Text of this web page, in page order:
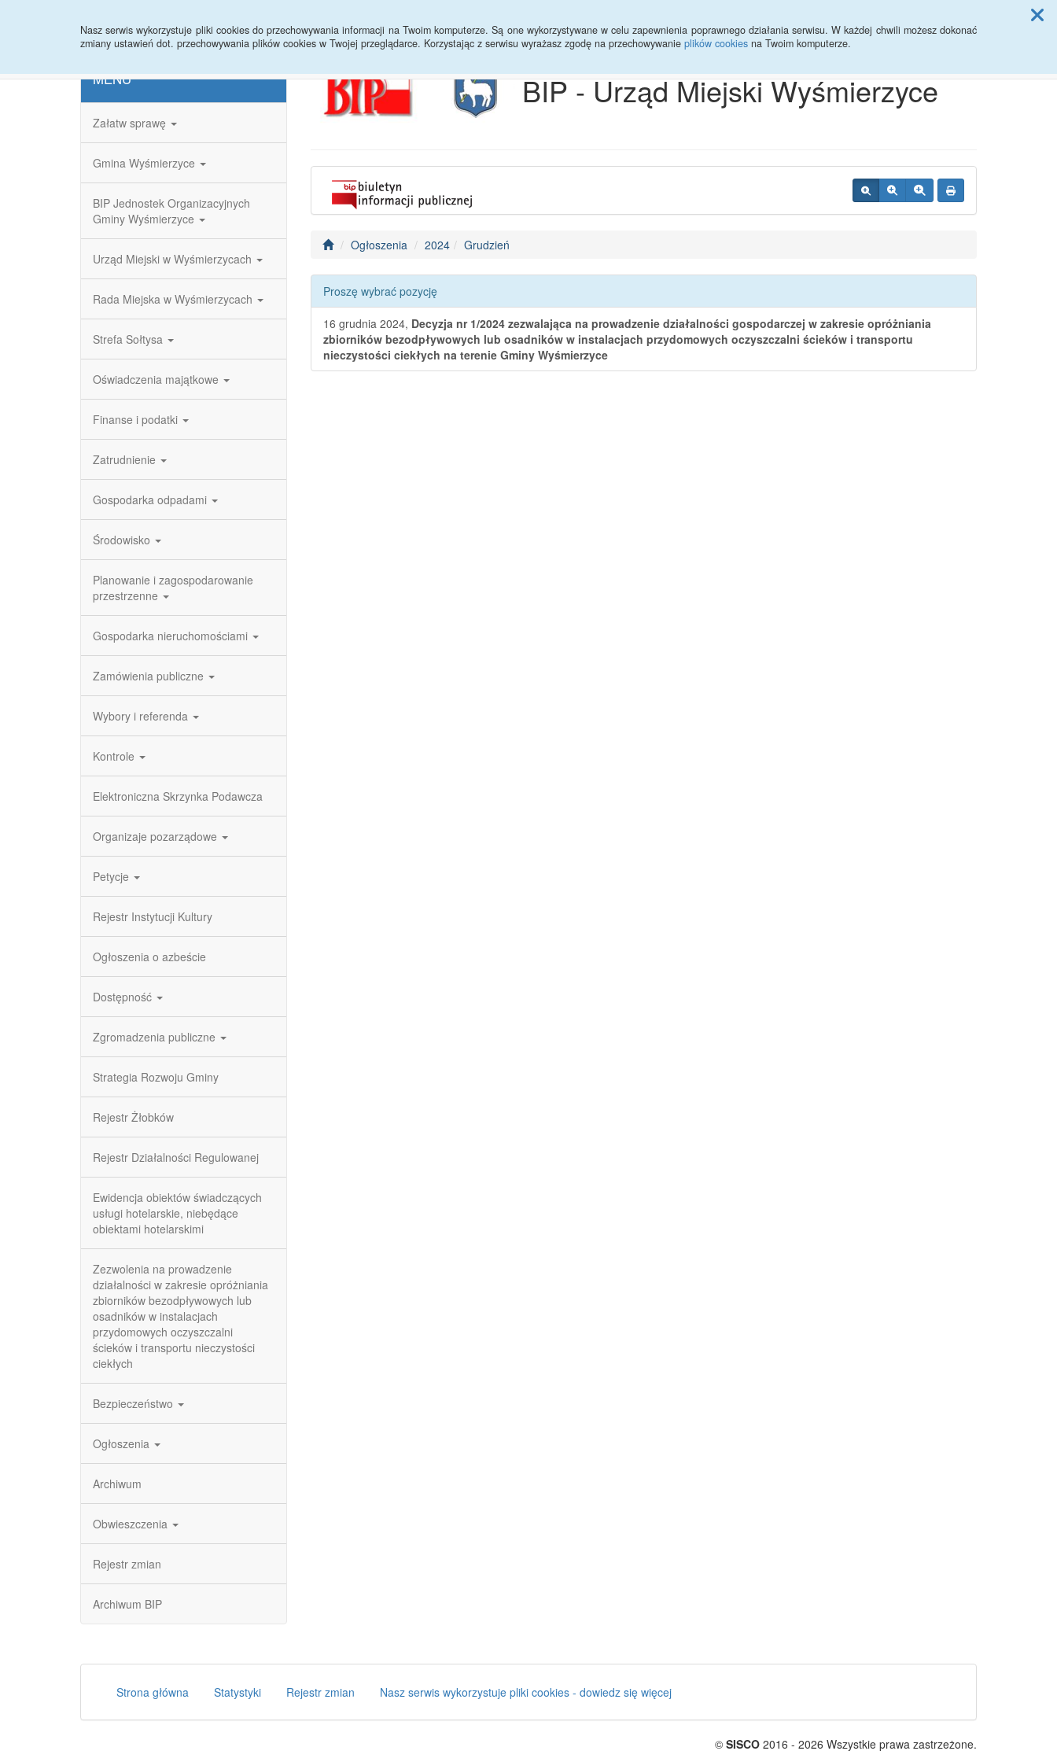
Nasz serwis wykorzystuje pliki cookies do przechowywania informacji na Twoim komputerze. Są one wykorzystywane w celu zapewnienia poprawnego działania serwisu. W każdej chwili możesz dokonać
zmiany ustawień dot. przechowywania plików cookies w Twojej przeglądarce. Korzystając z serwisu wyrażasz zgodę na przechowywanie plików cookies na Twoim komputerze.
Przycisk wyszukaj duży
MENU
Załatw sprawę
Gmina Wyśmierzyce
BIP Jednostek Organizacyjnych
Gminy Wyśmierzyce
Urząd Miejski w Wyśmierzycach
Rada Miejska w Wyśmierzycach
Strefa Sołtysa
Oświadczenia majątkowe
Finanse i podatki
Zatrudnienie
Gospodarka odpadami
Środowisko
Planowanie i zagospodarowanie
przestrzenne
Gospodarka nieruchomościami
Zamówienia publiczne
Wybory i referenda
Kontrole
Elektroniczna Skrzynka Podawcza
Organizaje pozarządowe
Petycje
Rejestr Instytucji Kultury
Ogłoszenia o azbeście
Dostępność
Zgromadzenia publiczne
Strategia Rozwoju Gminy
Rejestr Żłobków
Rejestr Działalności Regulowanej
Ewidencja obiektów świadczących
usługi hotelarskie, niebędące
obiektami hotelarskimi
Zezwolenia na prowadzenie
działalności w zakresie opróżniania
zbiorników bezodpływowych lub
osadników w instalacjach
przydomowych oczyszczalni
ścieków i transportu nieczystości
ciekłych
Bezpieczeństwo
Ogłoszenia
Archiwum
Obwieszczenia
Rejestr zmian
Archiwum BIP
BIP - Urząd Miejski Wyśmierzyce
Ogłoszenia 2024 Grudzień
Proszę wybrać pozycję
16 grudnia 2024, Decyzja nr 1/2024 zezwalająca na prowadzenie działalności gospodarczej w zakresie opróżniania
zbiorników bezodpływowych lub osadników w instalacjach przydomowych oczyszczalni ścieków i transportu
nieczystości ciekłych na terenie Gminy Wyśmierzyce
Strona główna Statystyki Rejestr zmian Nasz serwis wykorzystuje pliki cookies - dowiedz się więcej
© SISCO 2016 - 2026 Wszystkie prawa zastrzeżone.